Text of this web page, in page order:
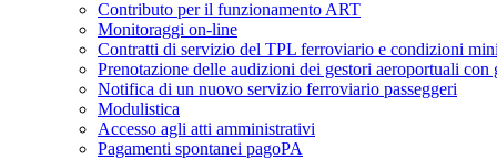
Contributo per il funzionamento ART
Monitoraggi on-line
Contratti di servizio del TPL ferroviario e condizioni
Prenotazione delle audizioni dei gestori aeroportuali con
Notifica di un nuovo servizio ferroviario passeggeri
Modulistica
Accesso agli atti amministrativi
Pagamenti spontanei pagoPA